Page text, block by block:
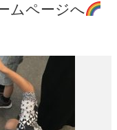
ムページへ